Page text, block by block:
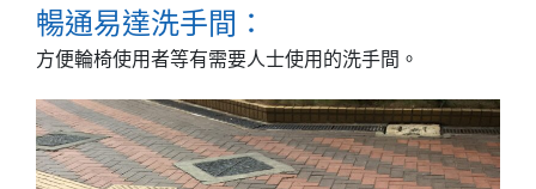
暢通易達洗手間：
方便輪椅使用者等有需要人士使用的洗手間。